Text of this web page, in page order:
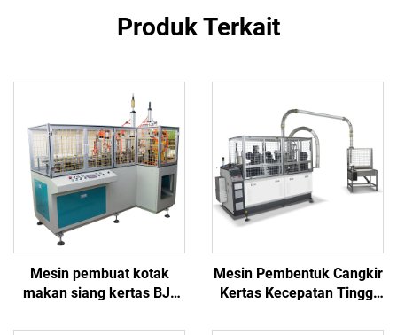
Produk Terkait
Mesin pembuat kotak
makan siang kertas BJ-
Mesin Pembentuk Cangkir
Kertas Kecepatan Tinggi